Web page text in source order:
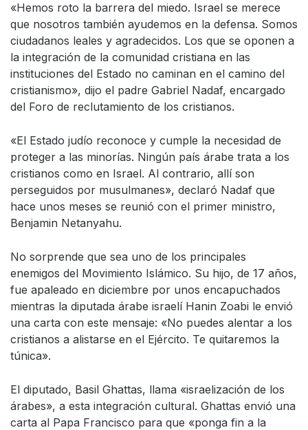
«Hemos roto la barrera del miedo. Israel se merece
que nosotros también ayudemos en la defensa. Somos
ciudadanos leales y agradecidos. Los que se oponen a
la integración de la comunidad cristiana en las
instituciones del Estado no caminan en el camino del
cristianismo», dijo el padre Gabriel Nadaf, encargado
del Foro de reclutamiento de los cristianos.
«El Estado judío reconoce y cumple la necesidad de
proteger a las minorías. Ningún país árabe trata a los
cristianos como en Israel. Al contrario, allí son
perseguidos por musulmanes», declaró Nadaf que
hace unos meses se reunió con el primer ministro,
Benjamin Netanyahu.
No sorprende que sea uno de los principales
enemigos del Movimiento Islámico. Su hijo, de 17 años,
fue apaleado en diciembre por unos encapuchados
mientras la diputada árabe israelí Hanin Zoabi le envió
una carta con este mensaje: «No puedes alentar a los
cristianos a alistarse en el Ejército. Te quitaremos la
túnica».
El diputado, Basil Ghattas, llama «israelización de los
árabes», a esta integración cultural. Ghattas envió una
carta al Papa Francisco para que «ponga fin a la